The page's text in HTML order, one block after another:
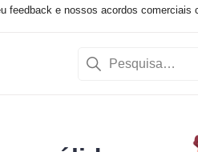
e nossos acordos comerciais